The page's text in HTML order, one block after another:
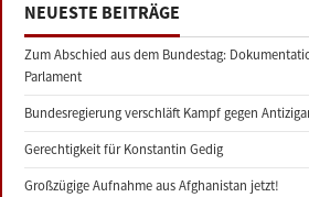
NEUESTE BEITRÄGE
Zum Abschied aus dem Bundestag:
Parlament
Bundesregierung verschläft Kampf gegen
Gerechtigkeit für Konstantin Gedig
Großzügige Aufnahme aus Afghanistan jetzt!